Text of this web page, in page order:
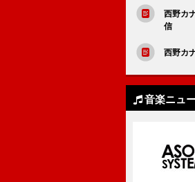
西野カ
信
西野カ
音楽ニュ